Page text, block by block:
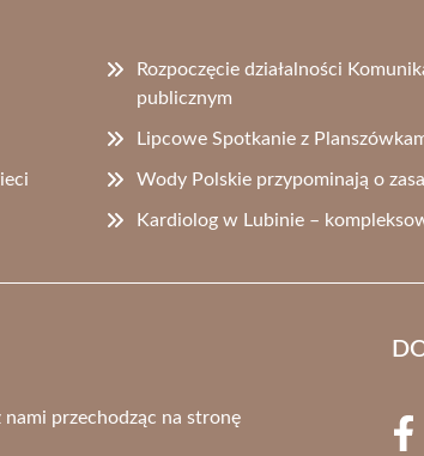
Rozpoczęcie działalności
publicznym
Lipcowe Spotkanie z
Wody Polskie przypominają o
Kardiolog w Lubinie –
przechodząc na stronę